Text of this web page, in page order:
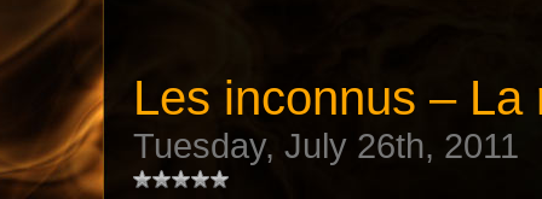
Les inconnus –
Tuesday, July 26th, 2011